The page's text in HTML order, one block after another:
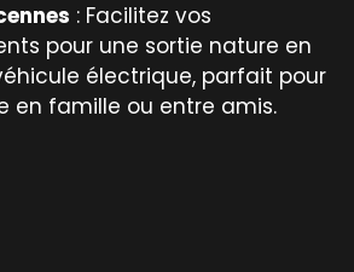
: Facilitez vos
pour une sortie nature en
électrique, parfait pour
en famille ou entre amis.